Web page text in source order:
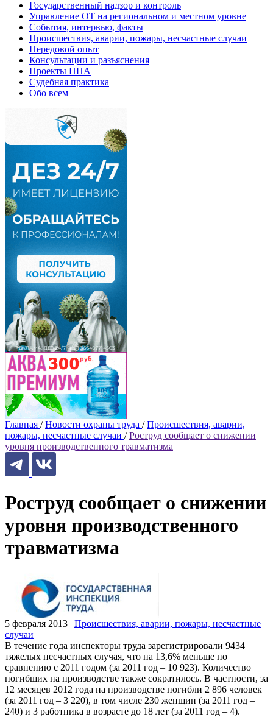
Государственный надзор и контроль
Управление ОТ на региональном и местном уровне
События, интервью, факты
Происшествия, аварии, пожары, несчастные случаи
Передовой опыт
Консультации и разъяснения
Проекты НПА
Судебная практика
Обо всем
Главная / Новости охраны труда / Происшествия, аварии,
пожары, несчастные случаи / Роструд сообщает о снижении
уровня производственного травматизма
Роструд сообщает о снижении
уровня производственного
травматизма
5 февраля 2013 | Происшествия, аварии, пожары, несчастные
случаи
В течение года инспекторы труда зарегистрировали 9434
тяжелых несчастных случая, что на 13,6% меньше по
сравнению с 2011 годом (за 2011 год – 10 923). Количество
погибших на производстве также сократилось. В частности, за
12 месяцев 2012 года на производстве погибли 2 896 человек
(за 2011 год – 3 220), в том числе 230 женщин (за 2011 год –
240) и 3 работника в возрасте до 18 лет (за 2011 год – 4).